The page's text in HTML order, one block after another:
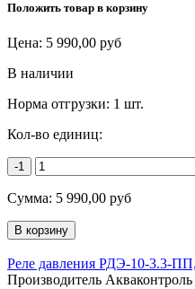
Положить товар в корзину
Цена: 5 990,00 руб
В наличии
Норма отгрузки: 1 шт.
Кол-во единиц:
-1
Сумма: 5 990,00 руб
Реле давления РДЭ-10-3.3-
Производитель Акваконтроль